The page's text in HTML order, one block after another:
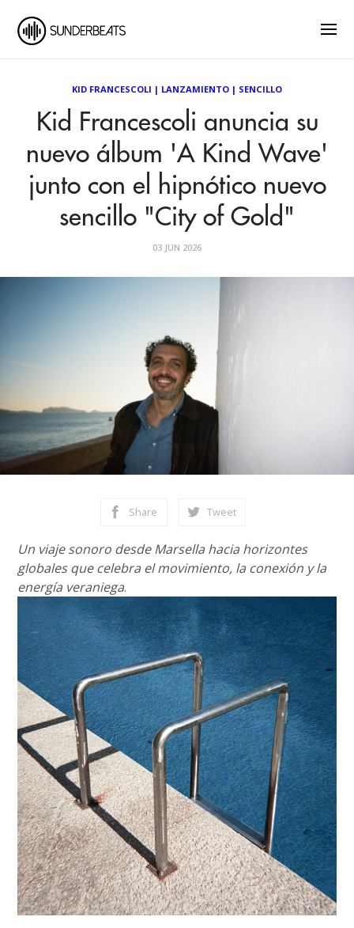
KID FRANCESCOLI | LANZAMIENTO | SENCILLO
Kid Francescoli anuncia su
nuevo álbum 'A Kind Wave'
junto con el hipnótico nuevo
sencillo "City of Gold"
03 JUN 2026
Share Tweet
Un viaje sonoro desde Marsella hacia horizontes
globales que celebra el movimiento, la conexión y la
energía veraniega.